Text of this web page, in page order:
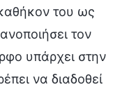
του ως
τον
υπάρχει στην
να διαδοθεί